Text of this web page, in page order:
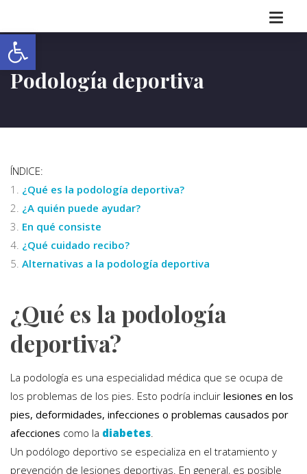
Abrir barra de herramientas
Podología deportiva
ÍNDICE:
¿Qué es la podología deportiva?
¿A quién puede ayudar?
En qué consiste
¿Qué cuidado recibo?
Alternativas a la podología deportiva
¿Qué es la podología
deportiva?
La podología es una especialidad médica que se ocupa de
los problemas de los pies. Esto podría incluir lesiones en los
pies, deformidades, infecciones o problemas causados por
afecciones como la diabetes.
Un podólogo deportivo se especializa en el tratamiento y
prevención de lesiones deportivas. En general, es posible